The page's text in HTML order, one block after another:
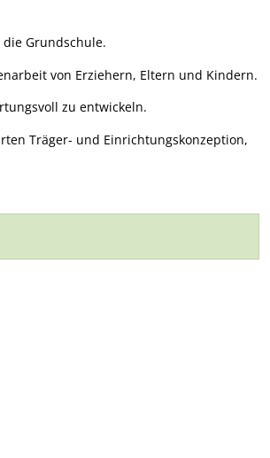
Grundschule.
von Erziehern, Eltern und Kindern.
zu entwickeln.
Träger- und Einrichtungskonzeption,